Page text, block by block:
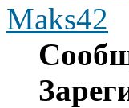
Maks42